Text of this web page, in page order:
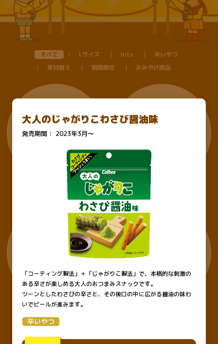
すべて Lサイズ bits
辛いやつ
素材替え
期間限定 おみやげ商品
鶏皮うま塩味Lサイズ
大人のじゃがりこわさび醤油味
発売期間： 2023年3月～
「コーティング製法」＋「じゃがりこ製法」で、本格的な刺激の
ある辛さが楽しめる大人のおつまみスナックです。
ツーンとしたわさびの辛さと、その後口の中に広がる醤油の味わ
いでビールが進みます。
辛いやつ